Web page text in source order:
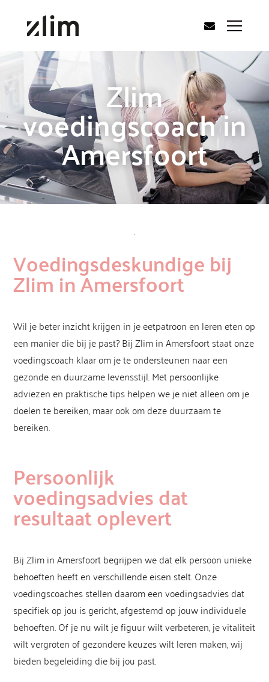
Zlim
voedingscoach in
Amersfoort
Voedingsdeskundige bij
Zlim in Amersfoort
Wil je beter inzicht krijgen in je eetpatroon en leren eten op
een manier die bij je past? Bij Zlim in Amersfoort staat onze
voedingscoach klaar om je te ondersteunen naar een
gezonde en duurzame levensstijl. Met persoonlijke
adviezen en praktische tips helpen we je niet alleen om je
doelen te bereiken, maar ook om deze duurzaam te
bereiken.
Persoonlijk
voedingsadvies dat
resultaat oplevert
Bij Zlim in Amersfoort begrijpen we dat elk persoon unieke
behoeften heeft en verschillende eisen stelt. Onze
voedingscoaches stellen daarom een voedingsadvies dat
specifiek op jou is gericht, afgestemd op jouw individuele
behoeften. Of je nu wilt je figuur wilt verbeteren, je vitaliteit
wilt vergroten of gezondere keuzes wilt leren maken, wij
bieden begeleiding die bij jou past.